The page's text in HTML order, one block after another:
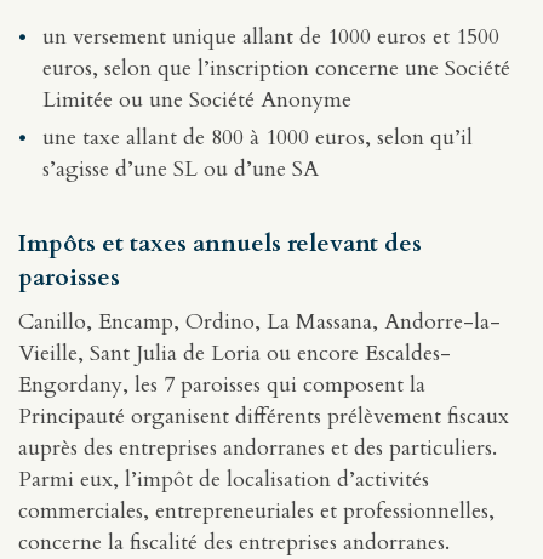
un versement unique allant de 1000 euros et 1500
euros, selon que l’inscription concerne une Société
Limitée ou une Société Anonyme
une taxe allant de 800 à 1000 euros, selon qu’il
s’agisse d’une SL ou d’une SA
Impôts et taxes annuels relevant des
paroisses
Canillo, Encamp, Ordino, La Massana, Andorre-la-
Vieille, Sant Julia de Loria ou encore Escaldes-
Engordany, les 7 paroisses qui composent la
Principauté organisent différents prélèvement fiscaux
auprès des entreprises andorranes et des particuliers.
Parmi eux, l’impôt de localisation d’activités
commerciales, entrepreneuriales et professionnelles,
concerne la fiscalité des entreprises andorranes.